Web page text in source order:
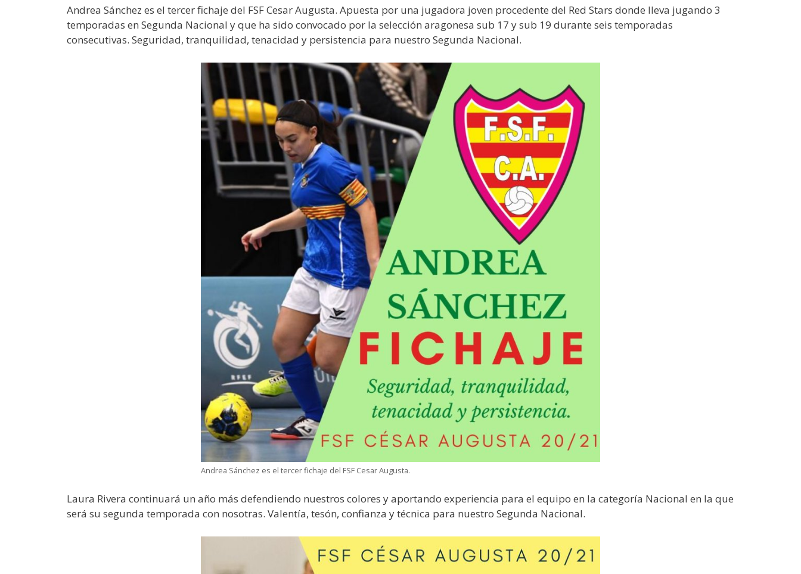
Andrea Sánchez es el tercer fichaje del FSF Cesar Augusta. Apuesta por una jugadora joven procedente del Red Stars donde lleva jugando 3
temporadas en Segunda Nacional y que ha sido convocado por la selección aragonesa sub 17 y sub 19 durante seis temporadas
consecutivas. Seguridad, tranquilidad, tenacidad y persistencia para nuestro Segunda Nacional.
Andrea Sánchez es el tercer fichaje del FSF Cesar Augusta.
Laura Rivera continuará un año más defendiendo nuestros colores y aportando experiencia para el equipo en la categoría Nacional en la que
será su segunda temporada con nosotras. Valentía, tesón, confianza y técnica para nuestro Segunda Nacional.